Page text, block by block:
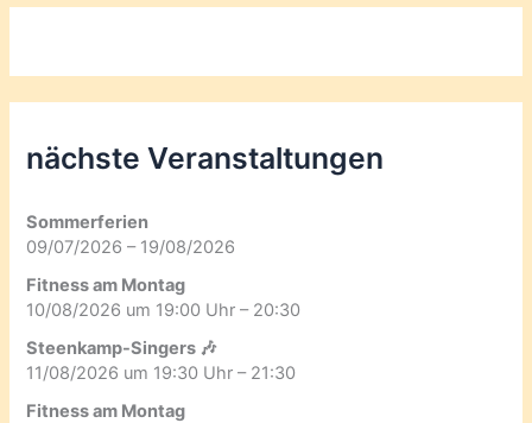
nächste Veranstaltungen
Sommerferien
09/07/2026 – 19/08/2026
Fitness am Montag
10/08/2026 um 19:00 Uhr – 20:30
Steenkamp-Singers 🎶
11/08/2026 um 19:30 Uhr – 21:30
Fitness am Montag